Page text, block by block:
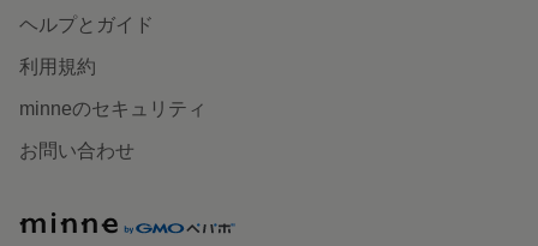
ヘルプとガイド
利用規約
minneのセキュリティ
お問い合わせ